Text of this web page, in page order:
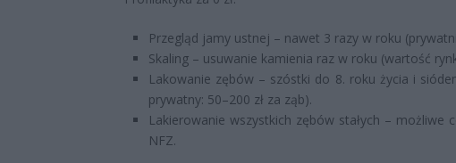
Przegląd jamy ustnej – nawet 3 razy w roku
Skaling – usuwanie kamienia raz w roku (wartość
Lakowanie zębów – szóstki do 8. roku życia i
prywatny: 50–200 zł za ząb).
Lakierowanie wszystkich zębów stałych – możliwe
NFZ.